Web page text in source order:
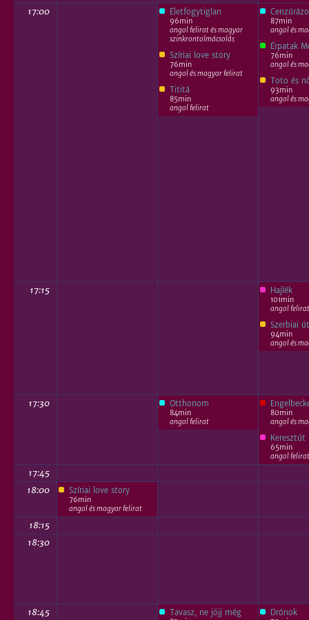
17:00
Életfogytiglan
96min
angol felirat és magyar
szinkrontolmácsolás
Szíriai love story
76min
angol és magyar felirat
Tititá
85min
angol felirat
87min
angol és
Érpatak
76min
angol és
Toto és
93min
angol és
17:15
Hajlék
101min
angol felirat
Szerbiai
94min
angol és
17:30
Otthonom
84min
angol felirat
80min
angol és
Keresztút
65min
angol felirat
17:45
18:00
Szíriai love story
76min
angol és magyar felirat
18:15
18:30
18:45
Tavasz, ne jöjj még
Drónok